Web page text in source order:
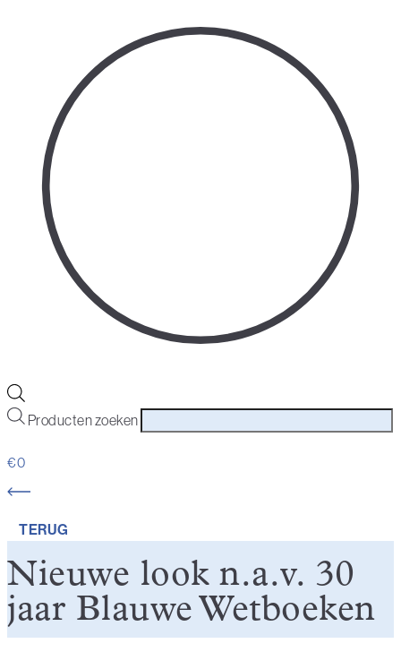
Producten zoeken
€0
TERUG
Nieuwe look n.a.v. 30
jaar Blauwe Wetboeken